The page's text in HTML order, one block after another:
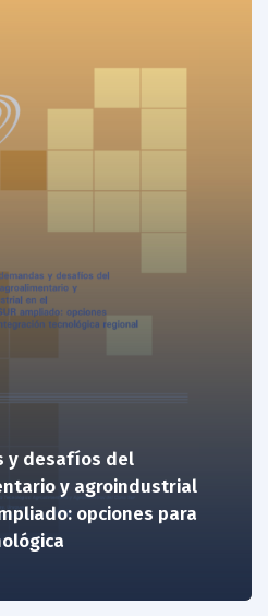
y desafíos del
y agroindustrial
opciones para